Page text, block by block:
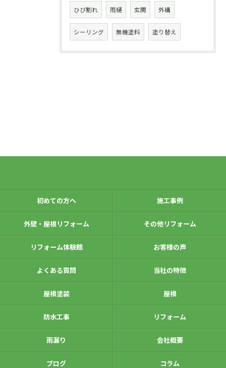
ひび割れ 雨樋 玄関 外構
シーリング 無機塗料 塗り替え
初めての方へ 施工事例
外壁・屋根リフォーム その他リフォーム
リフォーム体験館 お客様の声
よくある質問 当社の特徴
屋根塗装 屋根
防水工事 リフォーム
雨漏り 会社概要
ブログ コラム